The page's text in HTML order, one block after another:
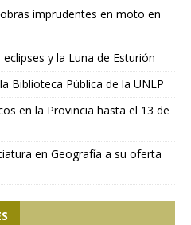
imprudentes en moto en
y la Luna de Esturión
Biblioteca Pública de la UNLP
en la Provincia hasta el 13 de
en Geografía a su oferta